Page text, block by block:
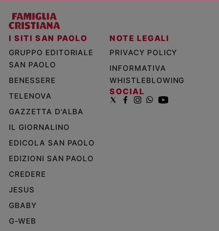
I SITI SAN PAOLO
GRUPPO EDITORIALE
SAN PAOLO
BENESSERE
TELENOVA
GAZZETTA D'ALBA
IL GIORNALINO
EDICOLA SAN PAOLO
EDIZIONI SAN PAOLO
CREDERE
JESUS
GBABY
G-WEB
NOTE LEGALI
PRIVACY POLICY
INFORMATIVA
WHISTLEBLOWING
SOCIAL